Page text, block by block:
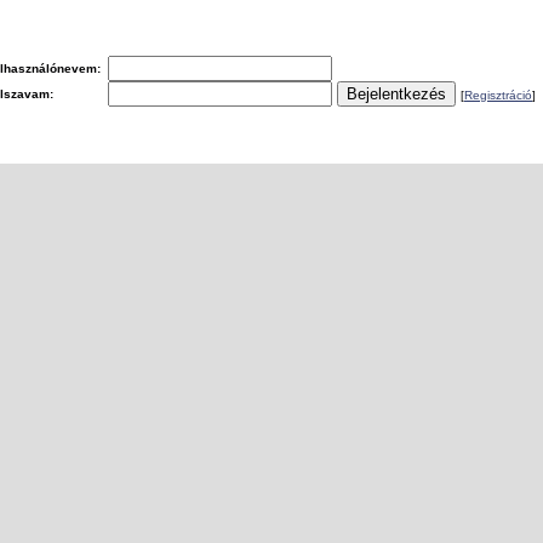
[Regisztráció]